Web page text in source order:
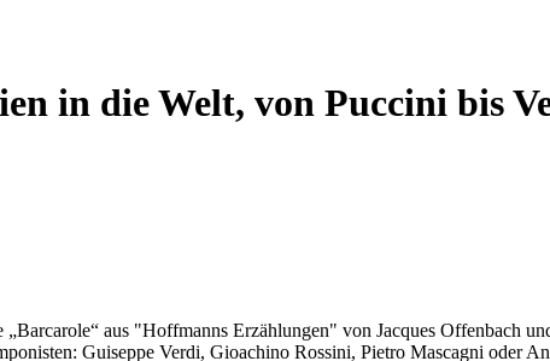
in die Welt, von Puccini bis
aus "Hoffmanns Erzählungen" von Jacques Offenbach
Guiseppe Verdi, Gioachino Rossini, Pietro Mascagni oder